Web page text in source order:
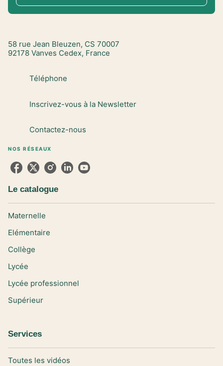
58 rue Jean Bleuzen, CS 70007
92178 Vanves Cedex, France
Téléphone
Inscrivez-vous à la Newsletter
Contactez-nous
NOS RÉSEAUX
Le catalogue
Maternelle
Elémentaire
Collège
Lycée
Lycée professionnel
Supérieur
Services
Toutes les vidéos